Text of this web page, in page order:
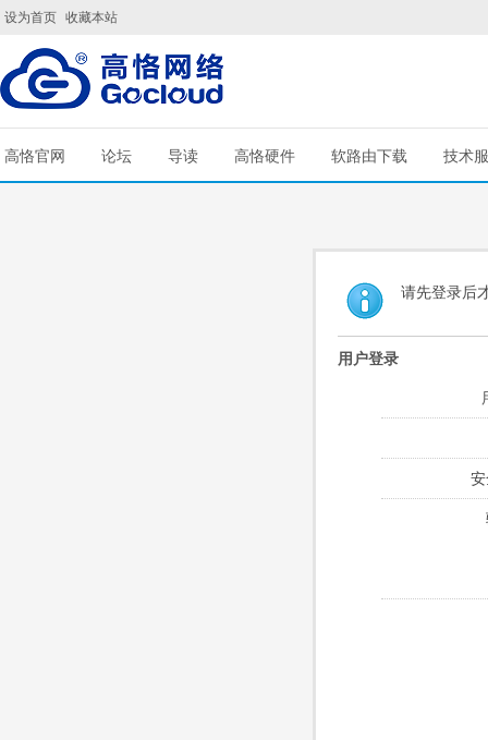
设为首页 收藏本站
高恪官网 论坛 导读 高恪硬件 软路由下载 技术
请先登录后
用户登录